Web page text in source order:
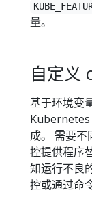
量。
自定义
基于环境变
Kubernetes
成。 需要不
控提供程序
知运行不良
控或通过命